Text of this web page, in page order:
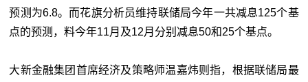
预测为6.8。而花旗分析员维持联储局今年一共减息125个基
点的预测，料今年11月及12月分别减息50和25个基点。
大新金融集团首席经济及策略师温嘉炜则指，根据联储局最